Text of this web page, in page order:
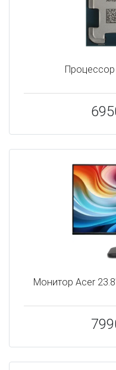
Процессор
Монитор Acer